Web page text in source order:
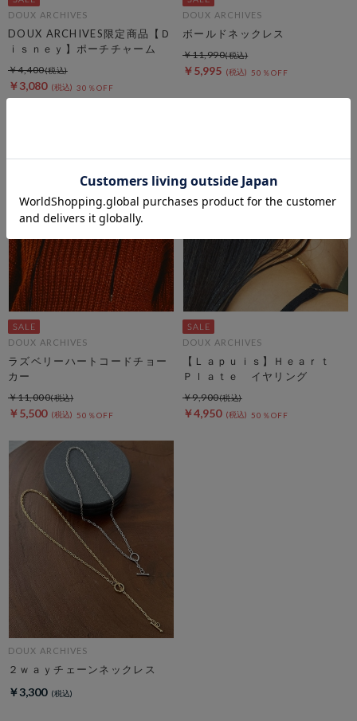
DOUX ARCHIVES
DOUX ARCHIVES限定商品【Ｄ
ｉｓｎｅｙ】ポーチチャーム
￥3,080 30％OFF
￥4,400
DOUX ARCHIVES
ボールドネックレス
￥5,995 50％OFF
￥11,990
DOUX ARCHIVES
ラズベリーハートコードチョー
カー
￥5,500 50％OFF
￥11,000
DOUX ARCHIVES
【Ｌａｐｕｉｓ】Ｈｅａｒｔ
Ｐｌａｔｅ イヤリング
￥4,950 50％OFF
￥9,900
DOUX ARCHIVES
２ｗａｙチェーンネックレス
￥3,300